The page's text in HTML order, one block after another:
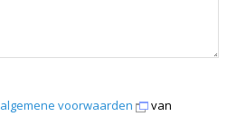
algemene voorwaarden
van